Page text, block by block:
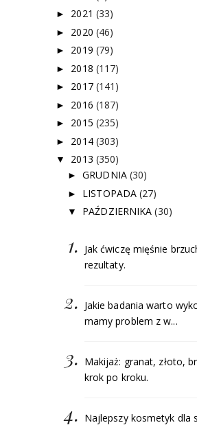
► 2021 (33)
► 2020 (46)
► 2019 (79)
► 2018 (117)
► 2017 (141)
► 2016 (187)
► 2015 (235)
► 2014 (303)
▼ 2013 (350)
►GRUDNIA (30)
► LISTOPADA(27)
▼ PAŹDZIERNIKA(30)
Jak ćwiczę mięśnie
rezultaty.
Jakie badania warto
mamy problem z w...
Makijaż: granat, złoto,
krok po kroku.
Najlepszy kosmetyk dla